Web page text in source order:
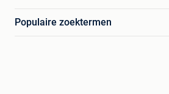
Populaire zoektermen